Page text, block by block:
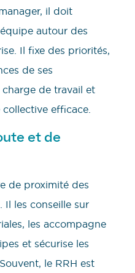
il doit
autour des
Il fixe des priorités,
de ses
de travail et
efficace.
et de
de proximité des
Il les conseille sur
les accompagne
et sécurise les
le RRH est